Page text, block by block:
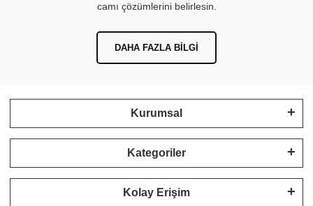
camı çözümlerini belirlesin.
DAHA FAZLA BILGI
Kurumsal
Kategoriler
Kolay Erişim